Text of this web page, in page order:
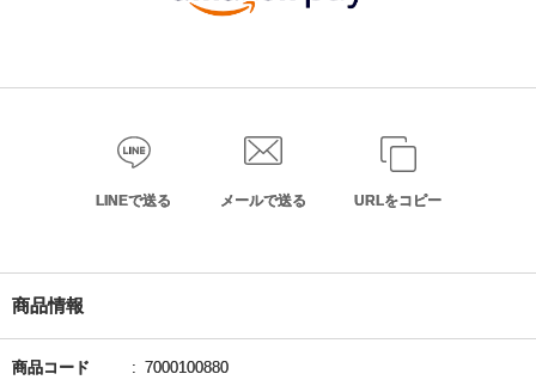
LINEで送る メールで送る URLをコピー
商品情報
商品コード
7000100880